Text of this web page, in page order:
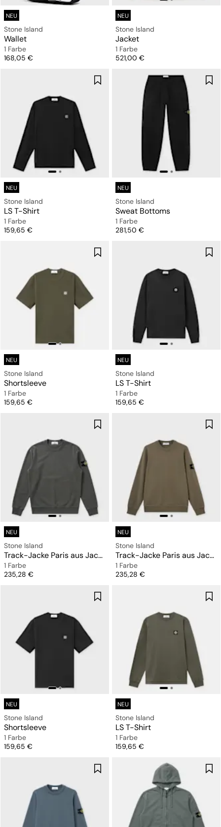
NEU
Stone Island
Wallet
1 Farbe
Preis
168,05 €
NEU
Stone Island
Jacket
1 Farbe
Preis
521,00 €
NEU
Stone Island
LS T-Shirt
1 Farbe
Preis
159,65 €
NEU
Stone Island
Sweat Bottoms
1 Farbe
Preis
281,50 €
NEU
Stone Island
Shortsleeve
1 Farbe
Preis
159,65 €
NEU
Stone Island
LS T-Shirt
1 Farbe
Preis
159,65 €
NEU
Stone Island
Track-Jacke Paris aus Jacquard mit Reißverschluss
1 Farbe
Preis
235,28 €
NEU
Stone Island
Track-Jacke Paris aus Jacquard mit Reißverschluss
1 Farbe
Preis
235,28 €
NEU
Stone Island
Shortsleeve
1 Farbe
Preis
159,65 €
NEU
Stone Island
LS T-Shirt
1 Farbe
Preis
159,65 €